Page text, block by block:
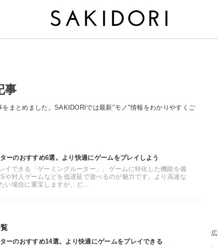
事
まとめました。SAKIDORIでは最新"モノ"情報をわかりやすくご
ーのおすすめ6選。より快適にゲームをプレイしよう
イできる「ゲーミングルーター」。ゲームに特化した機能を備
や対人ゲームなどを低遅延で遊べるのが魅力です。より高速な
い場合に重宝しますが、ど...
ーのおすすめ14選。より快適にゲームをプレイできる